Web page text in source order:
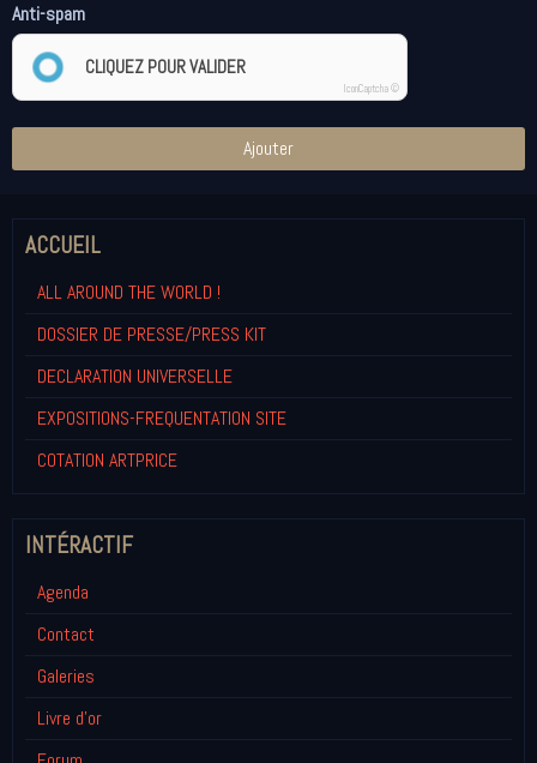
Anti-spam
CLIQUEZ POUR VALIDER
IconCaptcha ©
Ajouter
ACCUEIL
ALL AROUND THE WORLD !
DOSSIER DE PRESSE/PRESS KIT
DECLARATION UNIVERSELLE
EXPOSITIONS-FREQUENTATION SITE
COTATION ARTPRICE
INTÉRACTIF
Agenda
Contact
Galeries
Livre d'or